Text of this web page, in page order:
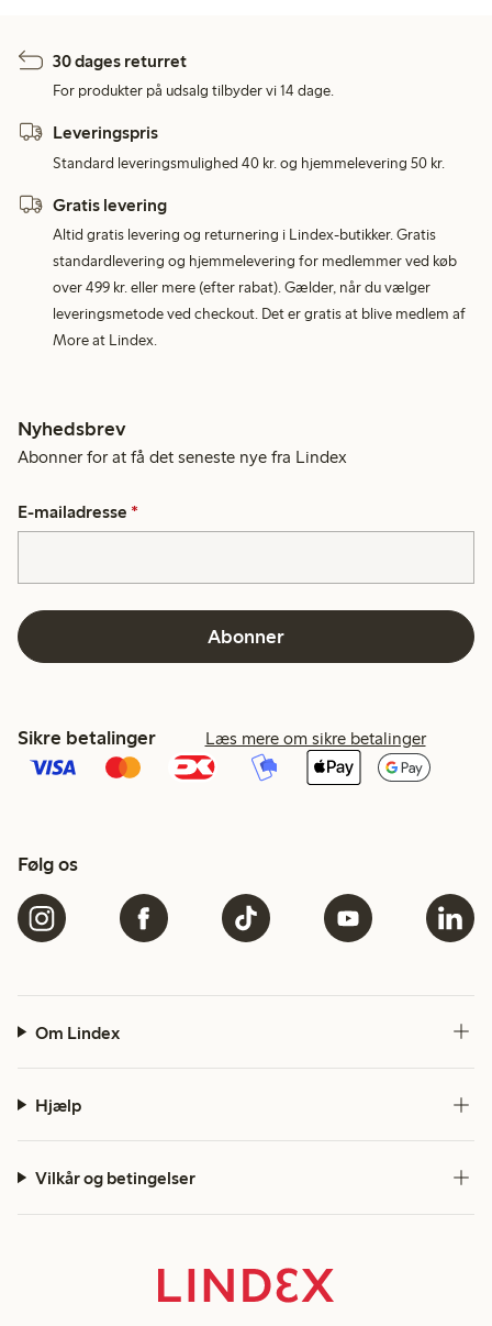
30 dages returret
For produkter på udsalg tilbyder vi 14 dage.
Leveringspris
Standard leveringsmulighed 40 kr. og hjemmelevering 50 kr.
Gratis levering
Altid gratis levering og returnering i Lindex-butikker. Gratis
standardlevering og hjemmelevering for medlemmer ved køb
over 499 kr. eller mere (efter rabat). Gælder, når du vælger
leveringsmetode ved checkout. Det er gratis at blive medlem af
More at Lindex.
Nyhedsbrev
Abonner for at få det seneste nye fra Lindex
E-mailadresse *
Abonner
Sikre betalinger Læs mere om sikre betalinger
Følg os
Om Lindex
Hjælp
Vilkår og betingelser